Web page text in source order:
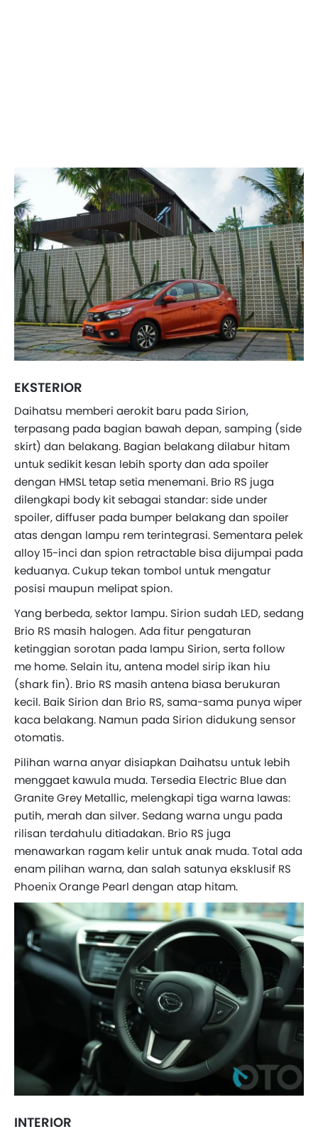
EKSTERIOR
Daihatsu memberi aerokit baru pada Sirion,
terpasang pada bagian bawah depan, samping (side
skirt) dan belakang. Bagian belakang dilabur hitam
untuk sedikit kesan lebih sporty dan ada spoiler
dengan HMSL tetap setia menemani. Brio RS juga
dilengkapi body kit sebagai standar: side under
spoiler, diffuser pada bumper belakang dan spoiler
atas dengan lampu rem terintegrasi. Sementara pelek
alloy 15-inci dan spion retractable bisa dijumpai pada
keduanya. Cukup tekan tombol untuk mengatur
posisi maupun melipat spion.
Yang berbeda, sektor lampu. Sirion sudah LED, sedang
Brio RS masih halogen. Ada fitur pengaturan
ketinggian sorotan pada lampu Sirion, serta follow
me home. Selain itu, antena model sirip ikan hiu
(shark fin). Brio RS masih antena biasa berukuran
kecil. Baik Sirion dan Brio RS, sama-sama punya wiper
kaca belakang. Namun pada Sirion didukung sensor
otomatis.
Pilihan warna anyar disiapkan Daihatsu untuk lebih
menggaet kawula muda. Tersedia Electric Blue dan
Granite Grey Metallic, melengkapi tiga warna lawas:
putih, merah dan silver. Sedang warna ungu pada
rilisan terdahulu ditiadakan. Brio RS juga
menawarkan ragam kelir untuk anak muda. Total ada
enam pilihan warna, dan salah satunya eksklusif RS
Phoenix Orange Pearl dengan atap hitam.
INTERIOR